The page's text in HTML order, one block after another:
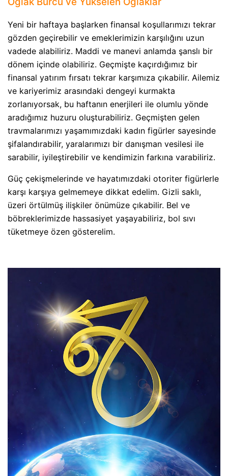
Yeni bir haftaya başlarken finansal koşullarımızı tekrar
gözden geçirebilir ve emeklerimizin karşılığını uzun
vadede alabiliriz. Maddi ve manevi anlamda şanslı bir
dönem içinde olabiliriz. Geçmişte kaçırdığımız bir
finansal yatırım fırsatı tekrar karşımıza çıkabilir. Ailemiz
ve kariyerimiz arasındaki dengeyi kurmakta
zorlanıyorsak, bu haftanın enerjileri ile olumlu yönde
aradığımız huzuru oluşturabiliriz. Geçmişten gelen
travmalarımızı yaşamımızdaki kadın figürler sayesinde
şifalandırabilir, yaralarımızı bir danışman vesilesi ile
sarabilir, iyileştirebilir ve kendimizin farkına varabiliriz.
Güç çekişmelerinde ve hayatımızdaki otoriter figürlerle
karşı karşıya gelmemeye dikkat edelim. Gizli saklı,
üzeri örtülmüş ilişkiler önümüze çıkabilir. Bel ve
böbreklerimizde hassasiyet yaşayabiliriz, bol sıvı
tüketmeye özen gösterelim.